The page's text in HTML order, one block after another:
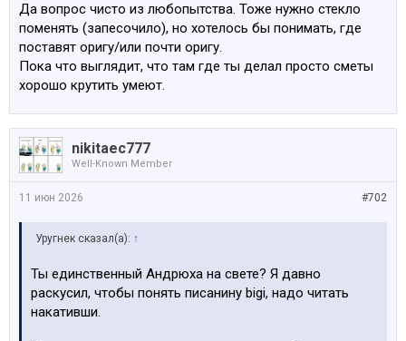
и тд ;)
Но мне это нахер не упало ;)
Отличное новое стекло, как слеза.
Чистый кайф ;)
Да вопрос чисто из любопытства. Тоже нужно стекло
поменять (запесочило), но хотелось бы понимать, где
поставят оригу/или почти оригу.
Пока что выглядит, что там где ты делал просто сметы
хорошо крутить умеют.
nikitaec777
Well-Known Member
#702
11 июн 2026
Уругнек сказал(а): ↑
Ты единственный Андрюха на свете? Я давно
раскусил, чтобы понять писанину bigi, надо читать
накативши.